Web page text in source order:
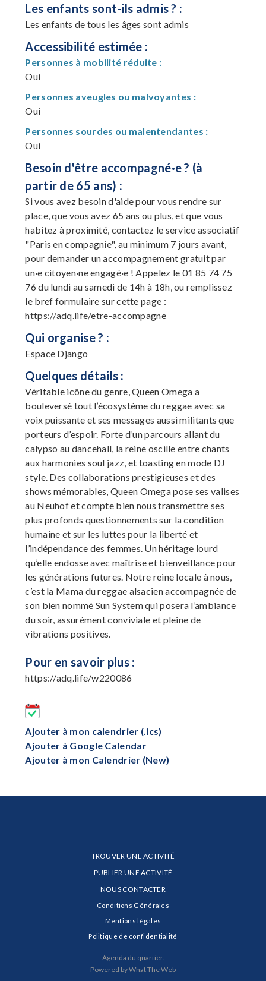
Les enfants sont-ils admis ? :
Les enfants de tous les âges sont admis
Accessibilité estimée :
Personnes à mobilité réduite :
Oui
Personnes aveugles ou malvoyantes :
Oui
Personnes sourdes ou malentendantes :
Oui
Besoin d'être accompagné·e ? (à
partir de 65 ans) :
Si vous avez besoin d'aide pour vous rendre sur
place, que vous avez 65 ans ou plus, et que vous
habitez à proximité, contactez le service associatif
"Paris en compagnie", au minimum 7 jours avant,
pour demander un accompagnement gratuit par
un·e citoyen·ne engagé·e ! Appelez le 01 85 74 75
76 du lundi au samedi de 14h à 18h, ou remplissez
le bref formulaire sur cette page :
https://adq.life/etre-accompagne
Qui organise ? :
Espace Django
Quelques détails :
Véritable icône du genre, Queen Omega a
bouleversé tout l’écosystème du reggae avec sa
voix puissante et ses messages aussi militants que
porteurs d’espoir. Forte d’un parcours allant du
calypso au dancehall, la reine oscille entre chants
aux harmonies soul jazz, et toasting en mode DJ
style. Des collaborations prestigieuses et des
shows mémorables, Queen Omega pose ses valises
au Neuhof et compte bien nous transmettre ses
plus profonds questionnements sur la condition
humaine et sur les luttes pour la liberté et
l’indépendance des femmes. Un héritage lourd
qu’elle endosse avec maîtrise et bienveillance pour
les générations futures. Notre reine locale à nous,
c’est la Mama du reggae alsacien accompagnée de
son bien nommé Sun System qui posera l’ambiance
du soir, assurément conviviale et pleine de
vibrations positives.
Pour en savoir plus :
https://adq.life/w220086
Ajouter à mon calendrier (.ics)
Ajouter à Google Calendar
Ajouter à mon Calendrier (New)
TROUVER UNE ACTIVITÉ
PUBLIER UNE ACTIVITÉ
NOUS CONTACTER
Conditions Générales
Mentions légales
Politique de confidentialité
Agenda du quartier.
Powered by What The Web